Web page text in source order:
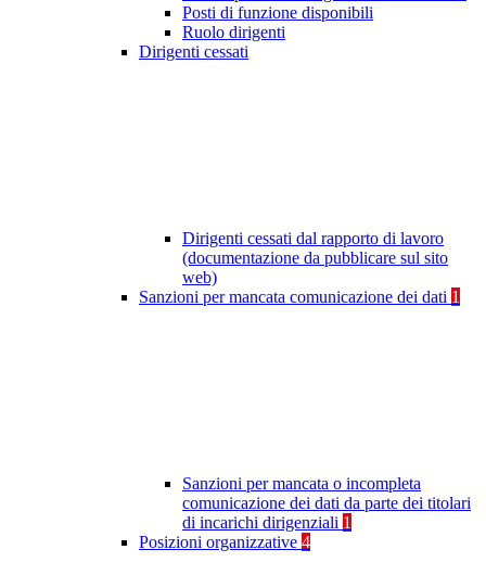
Posti di funzione disponibili
Ruolo dirigenti
Dirigenti cessati
Dirigenti cessati dal rapporto di lavoro
(documentazione da pubblicare sul sito
web)
Sanzioni per mancata comunicazione dei dati 1
Sanzioni per mancata o incompleta
comunicazione dei dati da parte dei titolari
di incarichi dirigenziali 1
Posizioni organizzative 4